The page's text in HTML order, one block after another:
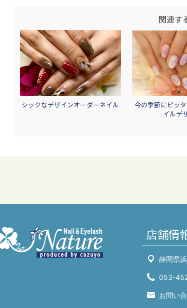
関連す
シックなデザインオーダーネイル
今の季節にピッ
イルデ
店舗情
静岡県
053-
お問い